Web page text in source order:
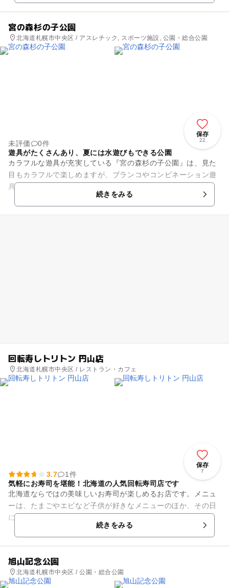
宮の森杉の子公園
北海道札幌市中央区 / アスレチック, スポーツ施設, 公園・総合公園
保存
22
未評価
0件
遊具がたくさんあり、夏には水遊びもできる公園
カラフルな遊具が充実している『宮の森杉の子公園』は、見た
目もカラフルで楽しめますが、ブランコやコンビネーション遊
具、すべり台、鉄棒、ブランコなど遊具も充実していてお子さ
んが飽きることなく楽しむこ...続きをみる
回転寿しトリトン 円山店
北海道札幌市中央区 / レストラン・カフェ
保存
7
3.7
1件
気軽にお寿司を堪能！北海道の人気回転寿司店です
北海道ならではの美味しいお寿司が楽しめるお店です。メニュ
ーは、たまごやエビなど子供が好きなメニューのほか、その日
にオススメの品が中央に紙札で貼り出してあり、その季節の1
番美味しいお寿司を堪能する...続きをみる
旭山記念公園
北海道札幌市中央区 / 公園・総合公園